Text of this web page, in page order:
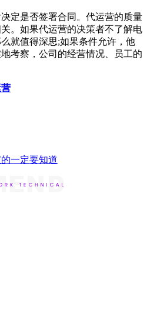
是否签署合同。代运营的质量
。如果代运营的决策者不了解电
就值得深思;如果条件允许，他
考察，公司的经营情况、员工的
一定要知道